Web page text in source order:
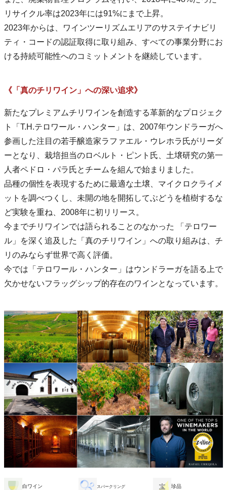
リサイクル率は2023年には91%にまで上昇。
2023年からは、ワインツーリズムエリアのサステイナビリ
ティ・コードの認証取得に取り組み、すべての事業分野にお
ける持続可能性へのコミットメントを継続しています。
《「真のチリワイン」への深い追求》
新たなプレミアムチリワインを創造する革新的なプロジェク
ト「T.H.テロワール・ハンター」は、2007年ウンドラーガへ
参画した注目の若手醸造家ラファエル・ウレホラ氏がリーダ
ーとなり、栽培担当のロベルト・ピント氏、土壌研究の第一
人者ペドロ・パラ氏とチームを組んで始まりました。
品種の個性を表現するために最適な土壌、マイクロクライメ
ットを調べつくし、未開の地を開拓してぶどうを植樹するな
ど実験を重ね、2008年に初リリース。
今までチリワインでは語られることのなかった 「テロワー
ル」を深く追及した「真のチリワイン」への取り組みは、チ
リのみならず世界で高く評価。
今では「テロワール・ハンター」はウンドラーガを語る上で
欠かせないフラッグシップ的存在のワインとなっています。
白ワイン スパークリング 珍品